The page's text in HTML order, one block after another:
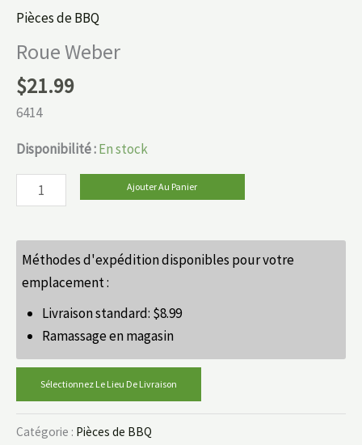
Pièces de BBQ
Roue Weber
$21.99
6414
Disponibilité :En stock
Ajouter Au Panier
Méthodes d'expédition disponibles pour votre
emplacement :
Livraison standard: $8.99
Ramassage en magasin
Sélectionnez Le Lieu De Livraison
Catégorie : Pièces de BBQ